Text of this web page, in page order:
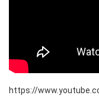
https://